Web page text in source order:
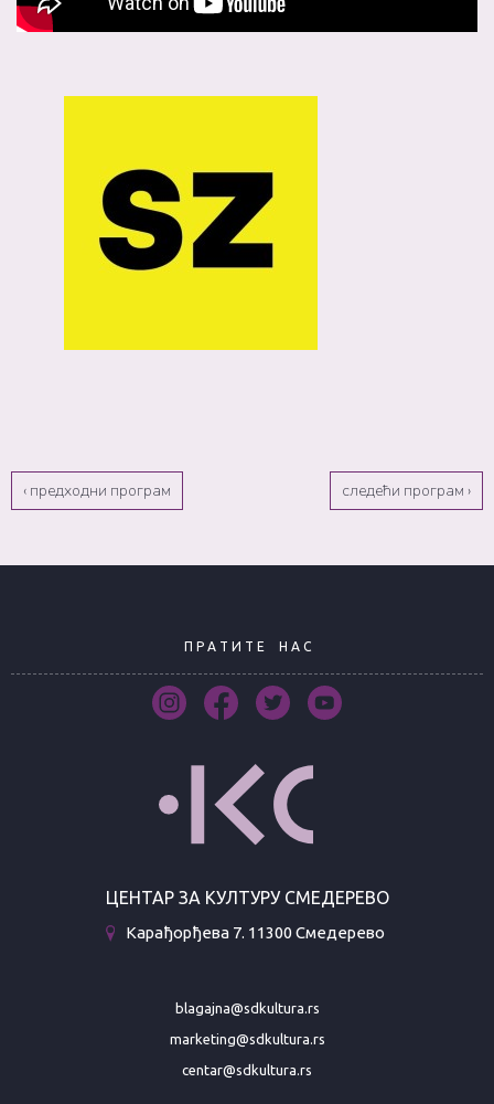
‹ предходни програм следећи програм ›
П Р А Т И Т Е Н А С
ЦЕНТАР ЗА КУЛТУРУ СМЕДЕРЕВО
Карађорђева 7. 11300 Смедерево
blagajna@sdkultura.rs
marketing@sdkultura.rs
centar@sdkultura.rs